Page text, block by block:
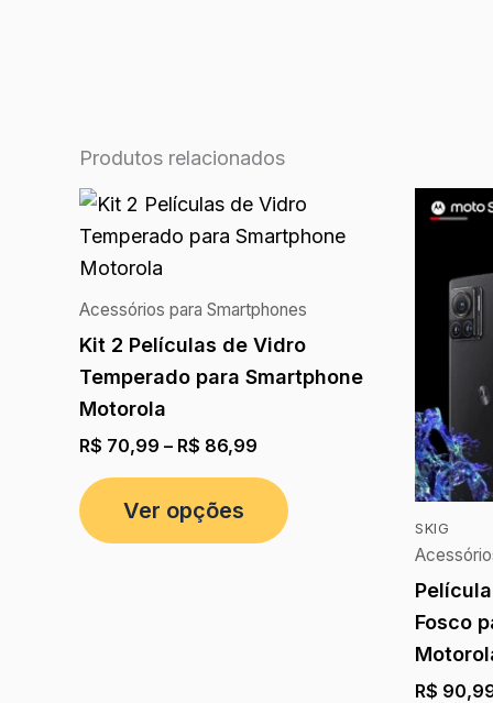
Produtos relacionados
Acessórios para Smartphones
Kit 2 Películas de Vidro
Temperado para Smartphone
Motorola
R$ 70,99 – R$ 86,99
Ver opções
SKIG
Fosco
R$